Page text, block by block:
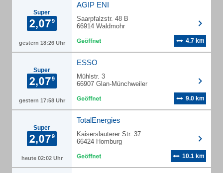
Super
gestern 18:26 Uhr
AGIP ENI
Saarpfalzstr. 48 B
66914 Waldmohr
4.7 km
Super
gestern 17:58 Uhr
ESSO
Mühlstr. 3
66907 Glan-Münchweiler
9.0 km
Super
heute 02:02 Uhr
TotalEnergies
Kaiserslauterer Str. 37
66424 Homburg
10.1 km